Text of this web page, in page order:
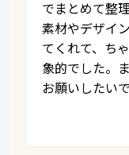
でまとめて整
素材やデザイ
てくれて、ち
象的でした。
お願いしたいで